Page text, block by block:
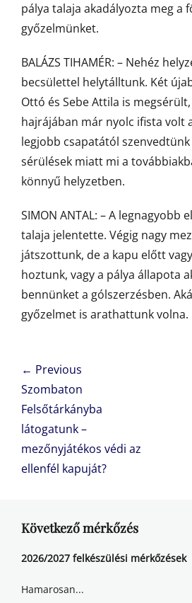
pálya talaja akadályozta meg a
győzelmünket.
BALÁZS TIHAMÉR: – Nehéz
becsülettel helytálltunk. Két
Ottó és Sebe Attila is
hajrájában már nyolc ifista volt
legjobb csapatától szenvedtünk
sérülések miatt mi a
könnyű helyzetben.
SIMON ANTAL: – A legnagyobb
talaja jelentette. Végig nagy
játszottunk, de a kapu előtt
hoztunk, vagy a pálya állapota
bennünket a gólszerzésben.
győzelmet is arathattunk volna.
Bejegyzés
navigáció
← Previous
Previous
post:
Szombaton
Felsőtárkányba
látogatunk –
mezőnyjátékos védi az
ellenfél kapuját?
Következő mérkőzés
2026/2027 felkészülési mérkőzések
Hamarosan...